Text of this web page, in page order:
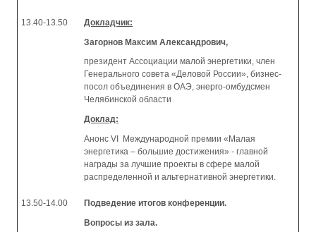
13.40-13.50
Докладчик:
Загорнов Максим Александрович,
президент Ассоциации малой энергетики, член
Генерального совета «Деловой России», бизнес-
посол объединения в ОАЭ, энерго-омбудсмен
Челябинской области
Доклад:
Анонс VI Международной премии «Малая
энергетика – большие достижения» - главной
награды за лучшие проекты в сфере малой
распределенной и альтернативной энергетики.
13.50-14.00
Подведение итогов конференции.
Вопросы из зала.